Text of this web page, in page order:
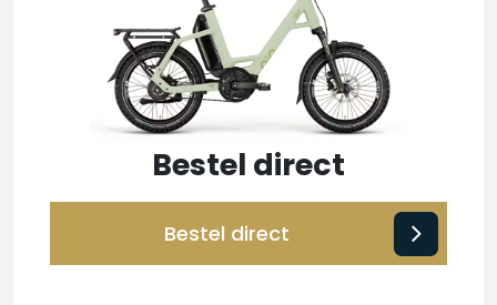
Bestel direct
Bestel direct